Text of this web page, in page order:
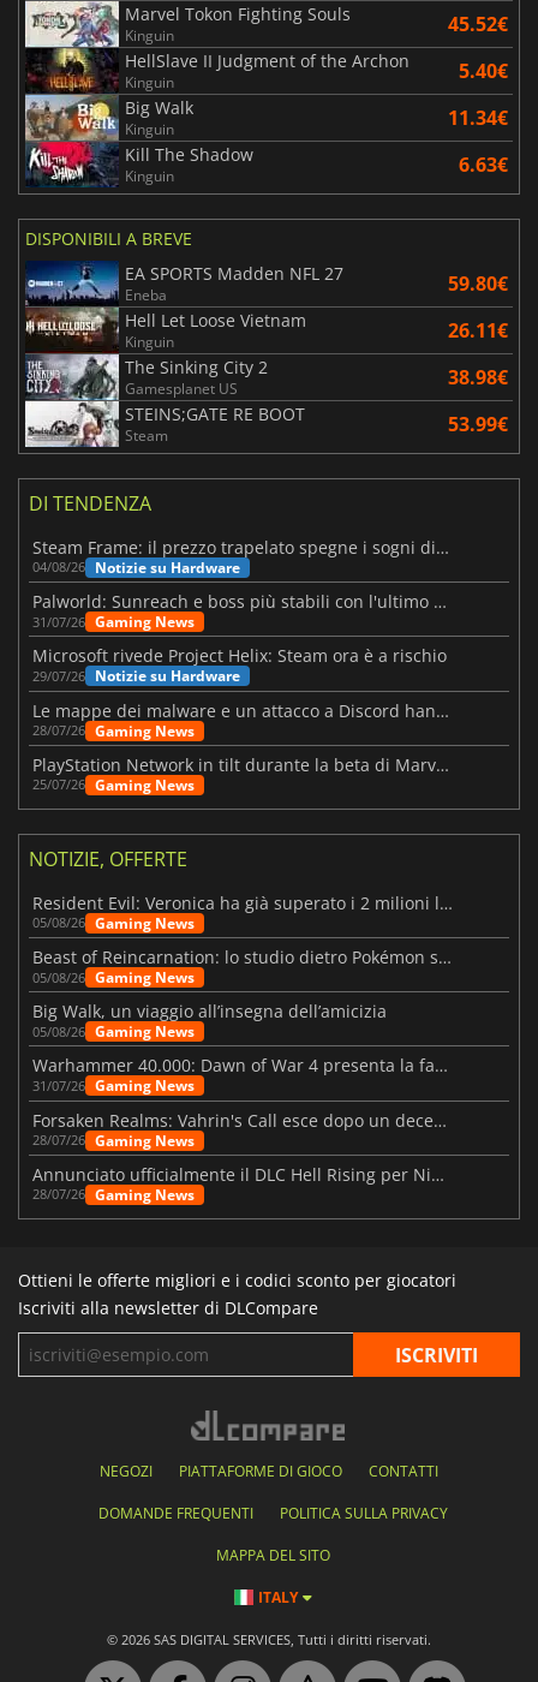
Marvel Tokon Fighting Souls
Kinguin 45.52€
HellSlave II Judgment of the Archon
Kinguin 5.40€
Big Walk
Kinguin 11.34€
Kill The Shadow
Kinguin 6.63€
DISPONIBILI A BREVE
EA SPORTS Madden NFL 27
Eneba 59.80€
Hell Let Loose Vietnam
Kinguin 26.11€
The Sinking City 2
Gamesplanet US 38.98€
STEINS;GATE RE BOOT
Steam 53.99€
DI TENDENZA
Steam Frame: il prezzo trapelato spegne i sogni di un VR economico
04/08/26 Notizie su Hardware
Palworld: Sunreach e boss più stabili con l'ultimo update
31/07/26 Gaming News
Microsoft rivede Project Helix: Steam ora è a rischio
29/07/26 Notizie su Hardware
Le mappe dei malware e un attacco a Discord hanno colpito Meccha Chameleon
28/07/26 Gaming News
PlayStation Network in tilt durante la beta di Marvel Tōkon
25/07/26 Gaming News
NOTIZIE, OFFERTE
Resident Evil: Veronica ha già superato i 2 milioni liste dei desideri
05/08/26 Gaming News
Beast of Reincarnation: lo studio dietro Pokémon su una nuova strada
05/08/26 Gaming News
Big Walk, un viaggio all’insegna dell’amicizia
05/08/26 Gaming News
Warhammer 40.000: Dawn of War 4 presenta la fazione dei Necron
31/07/26 Gaming News
Forsaken Realms: Vahrin's Call esce dopo un decennio di sviluppo
28/07/26 Gaming News
Annunciato ufficialmente il DLC Hell Rising per Nioh 3
28/07/26 Gaming News
Ottieni le offerte migliori e i codici sconto per giocatori
Iscriviti alla newsletter di DLCompare
NEGOZI PIATTAFORME DI GIOCO CONTATTI
DOMANDE FREQUENTI POLITICA SULLA PRIVACY
MAPPA DEL SITO
ITALY
© 2026 SAS DIGITAL SERVICES, Tutti i diritti riservati.